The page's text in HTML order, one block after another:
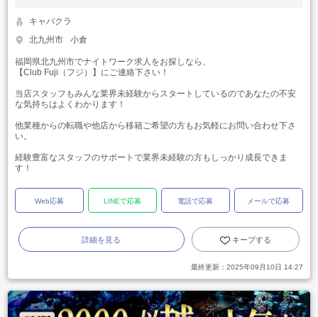
キャバクラ
北九州市
小倉
福岡県北九州市でナイトワーク求人をお探しなら、
【Club Fuji（フジ）】にご連絡下さい！
当店スタッフもみんな業界未経験からスタートしているのであなたの不安
な気持ちはよくわかります！
他業種からの転職や他店から移籍ご希望の方もお気軽にお問い合わせ下さ
い。
経験豊富なスタッフのサポートで業界未経験の方もしっかり成長できま
す！
Web応募 LINEで応募 電話で応募 メールで応募
詳細を見る キープする
最終更新： 2025年09月10日 14:27